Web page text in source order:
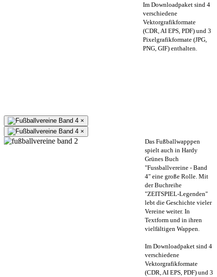
Im Downloadpaket sind 4
verschiedene
Vektorgrafikformate
(CDR, AI EPS, PDF) und 3
Pixelgrafikformate (JPG,
PNG, GIF) enthalten.
×
×
Das Fußballwapppen
spielt auch in Hardy
Grünes Buch
"Fussballvereine - Band
4" eine große Rolle. Mit
der Buchreihe
"ZEITSPIEL-Legenden"
lebt die Geschichte vieler
Vereine weiter. In
Textform und in ihren
vielfältigen Wappen.
Im Downloadpaket sind 4
verschiedene
Vektorgrafikformate
(CDR, AI EPS, PDF) und 3